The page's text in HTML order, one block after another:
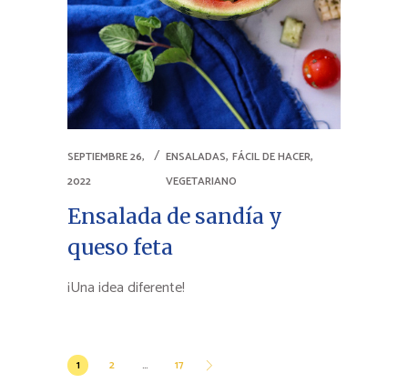
SEPTIEMBRE 26,
2022
ENSALADAS, FÁCIL DE HACER,
VEGETARIANO
Ensalada de sandía y
queso feta
¡Una idea diferente!
Paginación
1 2 … 17